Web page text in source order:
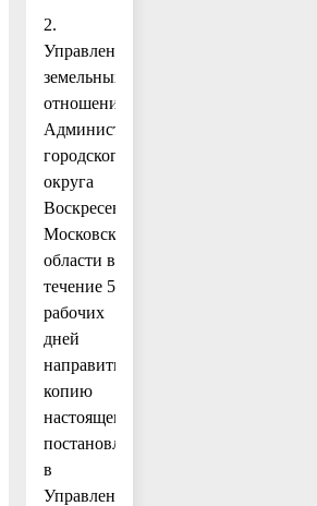
2.
Управлению
земельных
отношений
Администрации
городского
округа
Воскресенск
Московской
области в
течение 5
рабочих
дней
направить
копию
настоящего
постановления
в
Управление